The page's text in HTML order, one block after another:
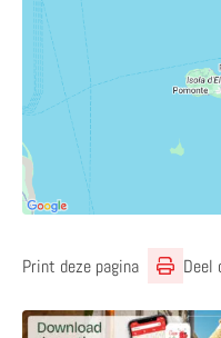
Print deze pagina Deel